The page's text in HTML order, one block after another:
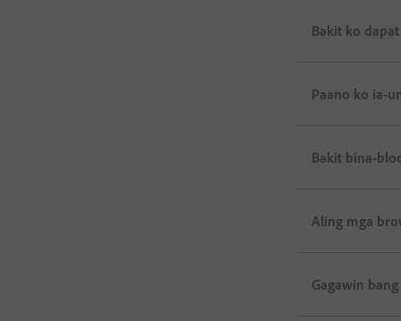
Bakit ko
Paano ko ia-
Bakit bina-
Aling mga
Gagawin